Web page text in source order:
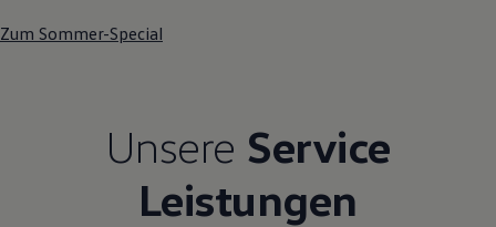
Karriere im Autohaus
Events
Rückblick VW Bus Festival 2023
Bulli Magazin
Fahrzeugabholung ab Werk
Zum Sommer-Special
Unsere Service
Leistungen